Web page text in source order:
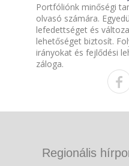
Portfóliónk minőségi
olvasó számára.
lefedettséget és
lehetőséget biztosít.
irányokat és fejlődési
záloga.
Regionális